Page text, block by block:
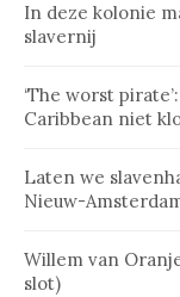
In deze kolonie
slavernij
‘The worst
Caribbean niet
Laten we
Nieuw-
Willem van
slot)